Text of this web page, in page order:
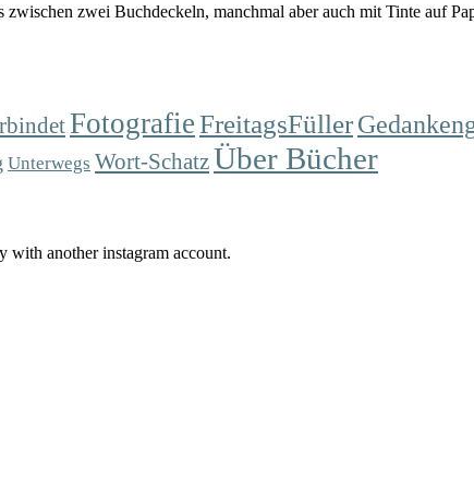
zwischen zwei Buchdeckeln, manchmal aber auch mit Tinte
FotografieFreitagsFüller
Unterwegs Wort-SchatzÜber Bücher
with another instagram account.